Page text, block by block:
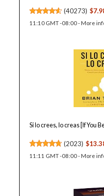
(40273)
11:10 GMT -08:00 - More
Si lo crees, lo creas [If You
(2023)
11:11 GMT -08:00 - More